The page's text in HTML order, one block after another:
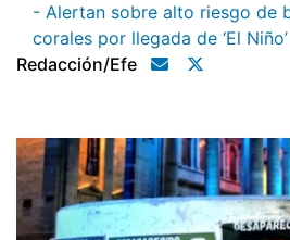
- Alertan sobre alto riesgo de
corales por llegada de ‘El Niño’
Redacción/efe